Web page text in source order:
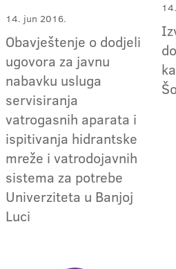
14. jun 2016.
Obavještenje o dodjeli
ugovora za javnu
nabavku usluga
servisiranja
vatrogasnih aparata i
ispitivanja hidrantske
mreže i vatrodojavnih
sistema za potrebe
Univerziteta u Banjoj
Luci